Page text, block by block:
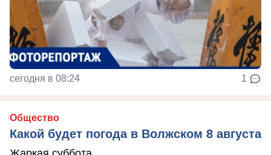
сегодня в 08:24 1
Общество
Какой будет погода в Волжском 8 августа